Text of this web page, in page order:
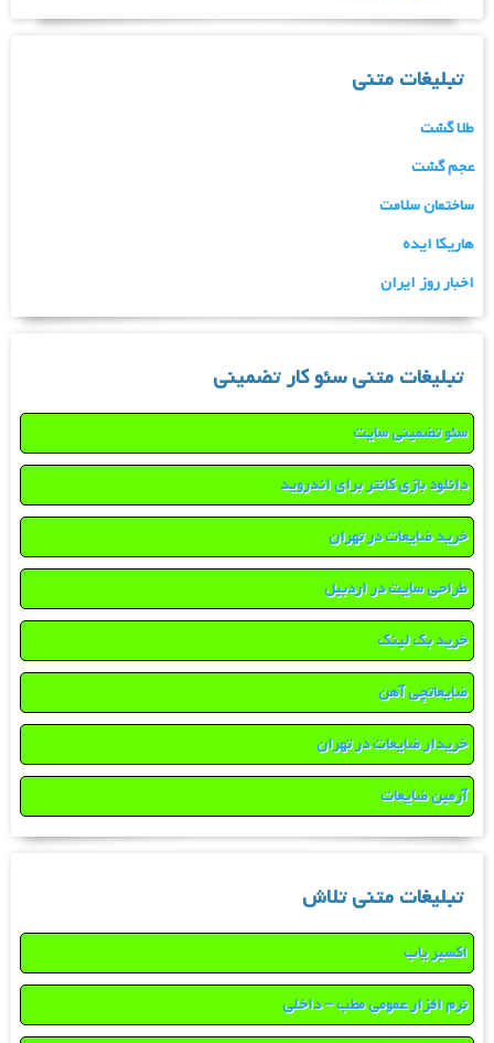
تبلیغات متنی
طلا گشت
عجم گشت
ساختمان سلامت
هاریکا ایده
اخبار روز ایران
تبلیغات متنی سئو کار تضمینی
سئو تضمینی سایت
دانلود بازی کانتر برای اندروید
خرید ضایعات در تهران
طراحی سایت در اردبیل
خرید بک لینک
ضایعاتچی آهن
خریدار ضایعات در تهران
آرمین ضایعات
تبلیغات متنی تلاش
اکسیر یاب
نرم افزار عمومی مطب – داخلی